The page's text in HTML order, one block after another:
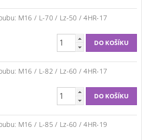
M16 / L-70 / Lz-50 / 4HR-17
M16 / L-82 / Lz-60 / 4HR-17
M16 / L-85 / Lz-60 / 4HR-19